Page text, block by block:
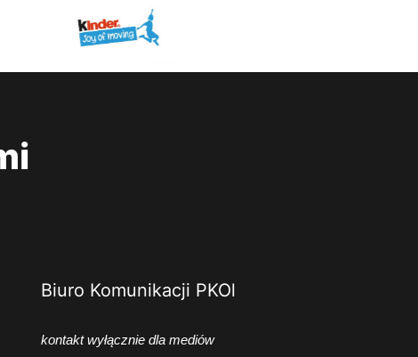
Biuro Komunikacji PKOl
kontakt wyłącznie dla mediów